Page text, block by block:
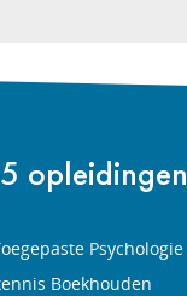
opleidingen
Psychologie
Boekhouden